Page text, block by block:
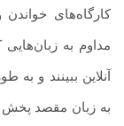
کارگاه‌های
مداوم به
آنلاین ببینند و
به زبان مقصد پخش